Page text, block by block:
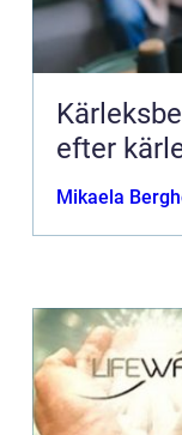
efter
Mikaela